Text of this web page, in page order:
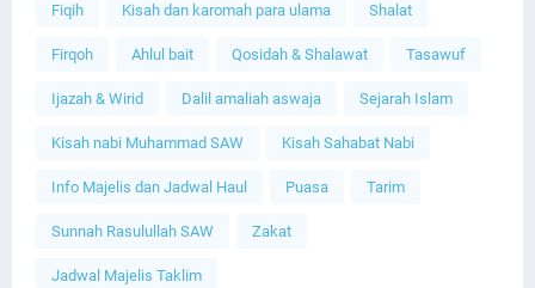
Fiqih Kisah dan karomah para ulama Shalat
Firqoh Ahlul bait Qosidah & Shalawat Tasawuf
Ijazah & Wirid Dalil amaliah aswaja Sejarah Islam
Kisah nabi Muhammad SAW Kisah Sahabat Nabi
Info Majelis dan Jadwal Haul Puasa Tarim
Sunnah Rasulullah SAW Zakat
Jadwal Majelis Taklim